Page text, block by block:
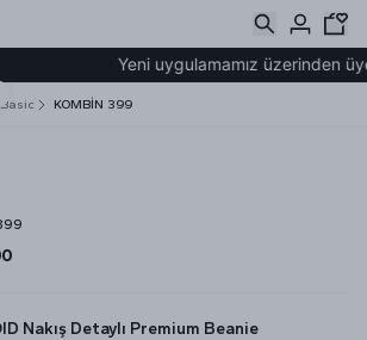
Yeni uygulamamız üzerinden
Basic KOMBİN 399
Nakış Detaylı Premium Beanie